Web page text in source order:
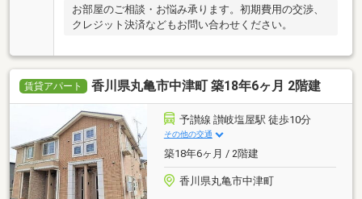
お部屋のご相談・お悩み承ります。初期費用の交渉、
クレジット決済などもお問い合わせください。
賃貸アパート 香川県丸亀市中津町 築18年6ヶ月 2階建
予讃線 讃岐塩屋駅 徒歩10分
その他の交通
築18年6ヶ月 / 2階建
香川県丸亀市中津町